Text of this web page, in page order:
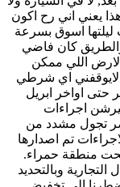
يعني اني رح اكون
اسوق بسرعة
كان فاضي
على الارض اللي ممكن
اي شرطي
حتى اواخر ابريل
اجراءات
تجول مشدد من
صباحا, وهذه الاجراءات تم اصدارها
منطقة حمراء.
وبالتحديد